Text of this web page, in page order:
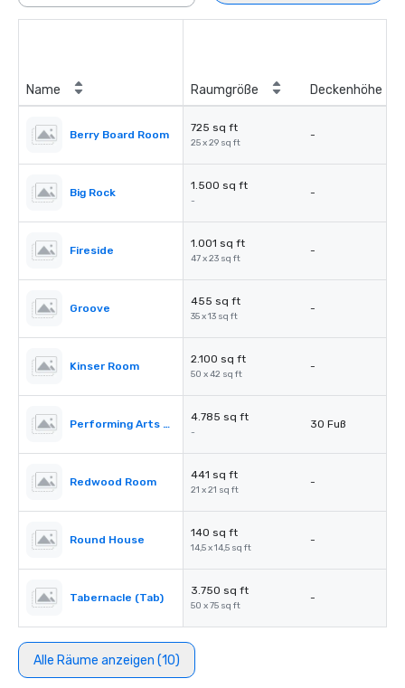
Name Raumgröße Deckenhöhe
Berry Board Room
725 sq ft
25 x 29 sq ft
-
Big Rock
1.500 sq ft
-
-
Fireside
1.001 sq ft
47 x 23 sq ft
-
Groove
455 sq ft
35 x 13 sq ft
-
Kinser Room
2.100 sq ft
50 x 42 sq ft
-
Performing Arts Center (PAC)
4.785 sq ft
-
30 Fuß
Redwood Room
441 sq ft
21 x 21 sq ft
-
Round House
140 sq ft
14,5 x 14,5 sq ft
-
Tabernacle (Tab)
3.750 sq ft
50 x 75 sq ft
-
Alle Räume anzeigen (10)